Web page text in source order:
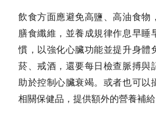
飲食方面應避免高鹽、高油食物
膳食纖維，並養成規律作息早睡
慣，以強化心臟功能並提升身體
菸、戒酒，還要每日檢查脈搏與
助於控制心臟衰竭。或者也可以
相關保健品，提供額外的營養補給